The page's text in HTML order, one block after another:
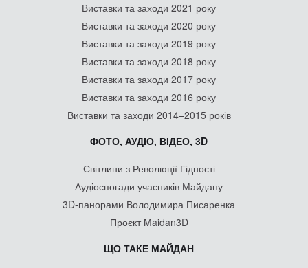
Виставки та заходи 2021 року
Виставки та заходи 2020 року
Виставки та заходи 2019 року
Виставки та заходи 2018 року
Виставки та заходи 2017 року
Виставки та заходи 2016 року
Виставки та заходи 2014–2015 років
ФОТО, АУДІО, ВІДЕО, 3D
Світлини з Революції Гідності
Аудіоспогади учасників Майдану
3D-панорами Володимира Писаренка
Проєкт Maidan3D
ЩО ТАКЕ МАЙДАН